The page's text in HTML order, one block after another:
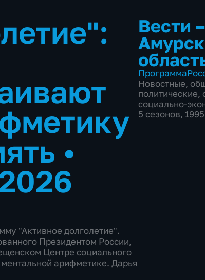
•
"Активное долголетие".
Президентом России,
Центре социального
арифметике. Дарья
Вести –
Программа
Новостные,
политические,
социально-
5 сезонов,